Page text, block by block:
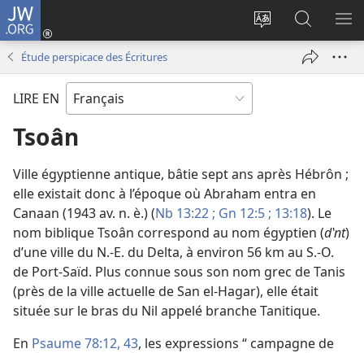
JW.ORG
Changer
langue
Se
connecter
nouvelle
sur
JW.ORG
Étude perspicace des Écritures
LIRE EN
Tsoân
Ville égyptienne antique, bâtie sept ans après Hébrôn ;
elle existait donc à l’époque où Abraham entra en
Canaan (1943 av. n. è.) (Nb 13:22 ; Gn 12:5 ; 13:18). Le
nom biblique Tsoân correspond au nom égyptien (dʽnt)
d’une ville du N.-E. du Delta, à environ 56 km au S.-O.
de Port-Saïd. Plus connue sous son nom grec de Tanis
(près de la ville actuelle de San el-Hagar), elle était
située sur le bras du Nil appelé branche Tanitique.
En Psaume 78:12, 43, les expressions “ campagne de